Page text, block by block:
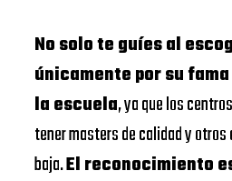
No solo te guíes al
únicamente por su
la escuela, ya que los
tener masters de calidad y otros
baja.El reconocimiento